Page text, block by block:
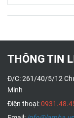
THÔNG TIN
Đ/C: 261/40/5/12
Minh
Điện thoại: